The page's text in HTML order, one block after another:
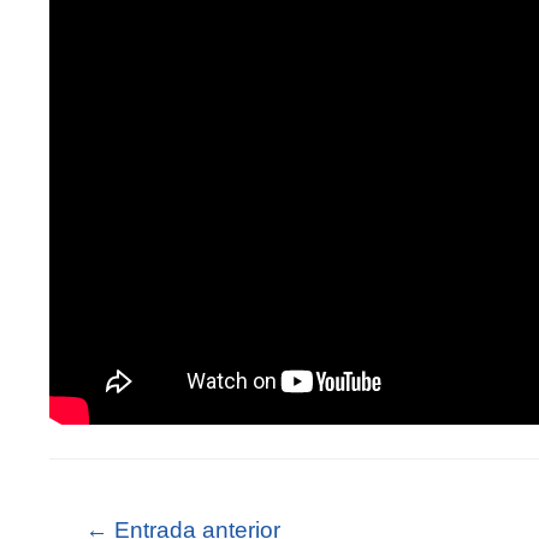
← Entrada anterior